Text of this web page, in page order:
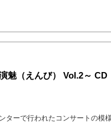
魅（えんび） Vol.2～ CD
ーで行われたコンサートの模